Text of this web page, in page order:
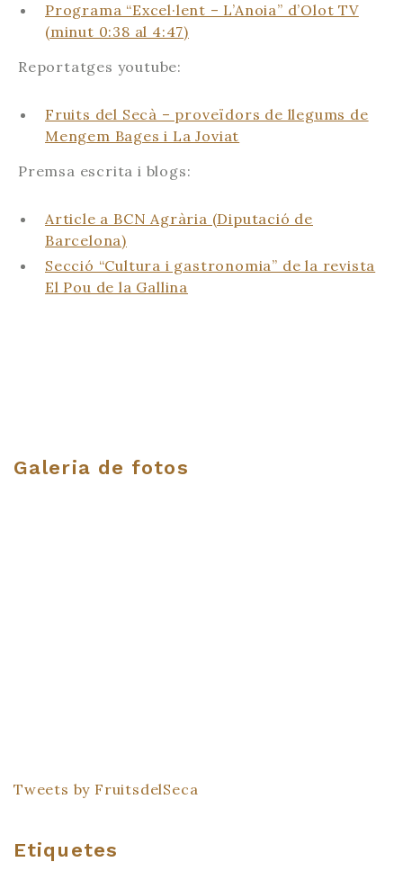
Programa “Excel·lent – L’Anoia” d’Olot TV
(minut 0:38 al 4:47)
Reportatges youtube:
Fruits del Secà – proveïdors de llegums de
Mengem Bages i La Joviat
Premsa escrita i blogs:
Article a BCN Agrària (Diputació de
Barcelona)
Secció “Cultura i gastronomia” de la revista
El Pou de la Gallina
Galeria de fotos
Tweets by FruitsdelSeca
Etiquetes